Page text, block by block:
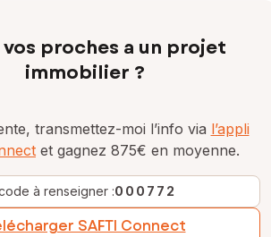
vos proches a un projet
immobilier ?
transmettez-moi l’info via l’appli
et gagnez 875€ en moyenne.
à renseigner :000772
SAFTI Connect